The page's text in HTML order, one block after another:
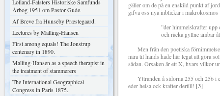
Lolland-Falsters Historiske Samfunds
Årbog 1951 om Pastor Gude.
Af Breve fra Hunseby Præstegaard.
Lectures by Malling-Hansen
First among equals! The Jonstrup
centenary in 1890.
Malling-Hansen as a speech therapist in
the treatment of stammerers
The International Geographical
Congress in Paris 1875.
gäller om de på en enskild punkt af
gifva oss nya inblickar i makrokosmos
”der himmelskrafter upp
och räcka gyllne ämbar åt
Men från den poetiska
nära til hands hade här legat att göra
sådan. Orsaken är ett X, hvars vilkor
Yttranden å sidorna 255 och 256 i
eder helsa ock krafter dertill! [3]